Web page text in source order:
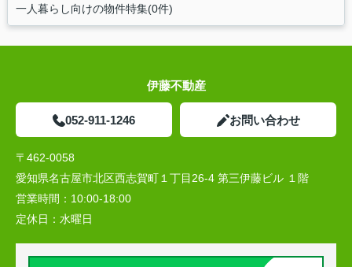
一人暮らし向けの物件特集(0件)
伊藤不動産
052-911-1246 お問い合わせ
〒462-0058
愛知県名古屋市北区西志賀町１丁目26-4 第三伊藤ビル １階
営業時間： 10:00‐18:00
定休日： 水曜日